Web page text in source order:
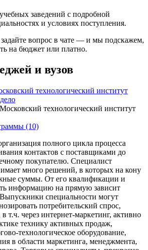
заведений с подробной
и условиях поступления.
задайте вопрос в чате — и мы подскажем,
на бюджет или платно.
и вузов
технологический институт
(10)
полного цикла процесса
контактов с поставщиками до
покупателю. Специалист
много решений, в которых на кону
суммы. От его квалификации и
информацию на прямую зависит
специальности могут
потребительский спрос,
т.ч. через интернет-маркетинг, активно
технику активных продаж,
технологическое оборудование,
в области маркетинга, менеджмента,